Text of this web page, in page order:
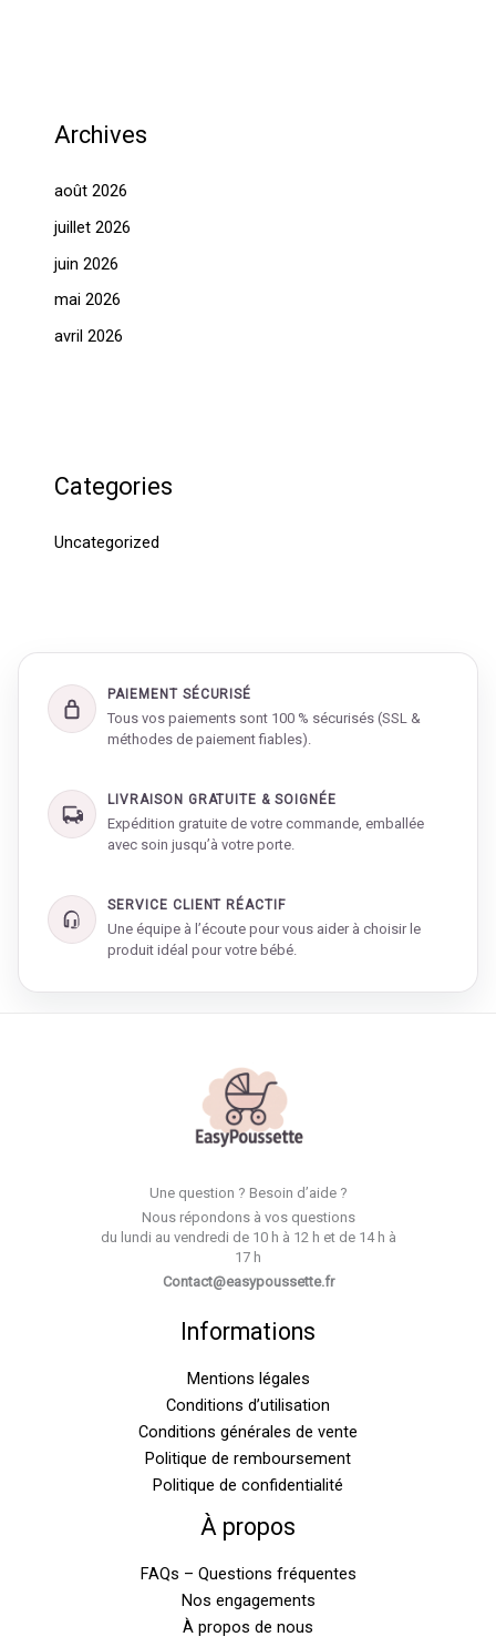
Archives
août 2026
juillet 2026
juin 2026
mai 2026
avril 2026
Categories
Uncategorized
PAIEMENT SÉCURISÉ
Tous vos paiements sont 100 % sécurisés (SSL &
méthodes de paiement fiables).
LIVRAISON GRATUITE & SOIGNÉE
Expédition gratuite de votre commande, emballée
avec soin jusqu’à votre porte.
SERVICE CLIENT RÉACTIF
Une équipe à l’écoute pour vous aider à choisir le
produit idéal pour votre bébé.
Une question ? Besoin d’aide ?
Nous répondons à vos questions
du lundi au vendredi de 10 h à 12 h et de 14 h à
17 h
Contact@easypoussette.fr
Informations
Mentions légales
Conditions d’utilisation
Conditions générales de vente
Politique de remboursement
Politique de confidentialité
À propos
FAQs – Questions fréquentes
Nos engagements
À propos de nous